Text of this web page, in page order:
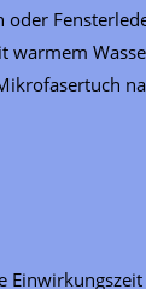
Einwirkungszeit